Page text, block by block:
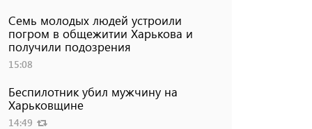
Семь молодых людей устроили
погром в общежитии Харькова и
получили подозрения
15:08
Беспилотник убил мужчину на
Харьковщине
14:49